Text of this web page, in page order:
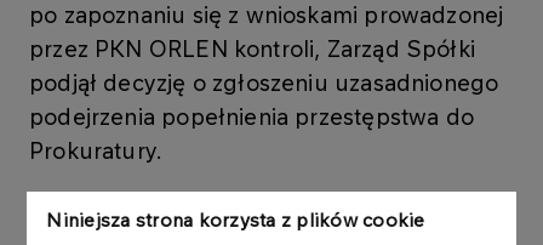
Niniejsza strona korzysta z plików cookie
po zapoznaniu się z wnioskami prowadzonej
przez PKN ORLEN kontroli, Zarząd Spółki
podjął decyzję o zgłoszeniu uzasadnionego
podejrzenia popełnienia przestępstwa do
Prokuratury.
Rada Nadzorcza Spółki przekazała wstępne